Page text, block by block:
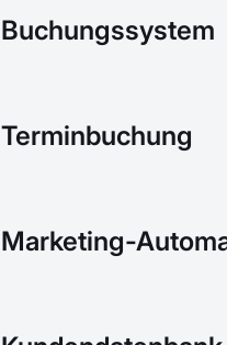
Buchungssystem
Terminbuchung
Marketing-